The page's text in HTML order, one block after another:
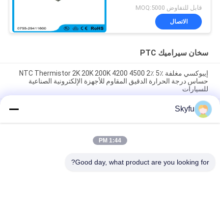
لصانع القهوة
قابل للتفاوض MOQ:5000
الاتصال
سخان سيراميك PTC
إيبوكسي مغلفة NTC Thermistor 2K 20K 200K 4200 4500 2٪ 5٪
حساس درجة الحرارة الدقيق المقاوم للأجهزة الإلكترونية الصناعية
للسيارات
المنزلية
Skyfu
1:44 PM
Good day, what product are you looking for?